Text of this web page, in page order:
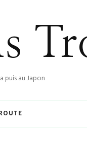
puis au Japon